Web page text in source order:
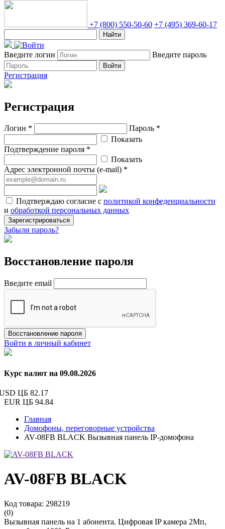
+7 (800) 550-50-60 +7 (495) 369-60-17
Найти
Введите логин Введите пароль
Войти
Регистрация
Регистрация
Логин *
Пароль *
Показать
Подтверждение пароля *
Показать
Адрес электронной почты (e-mail) *
Подтверждаю согласие с политикой конфеденциальности
и обработкой персональных данных
Зарегистрироваться
Забыли пароль?
Восстановление пароля
Введите email
Восстановление пароля
Войти в личный кабинет
Курс валют на 09.08.2026
ЦБ 82.17
EUR ЦБ 94.84
Главная
Домофоны, переговорные устройства
AV-08FB BLACK Вызывная панель IP-домофона
AV-08FB BLACK
Код товара: 298219
(0)
Вызывная панель на 1 абонента. Цифровая IP камера 2Мп,